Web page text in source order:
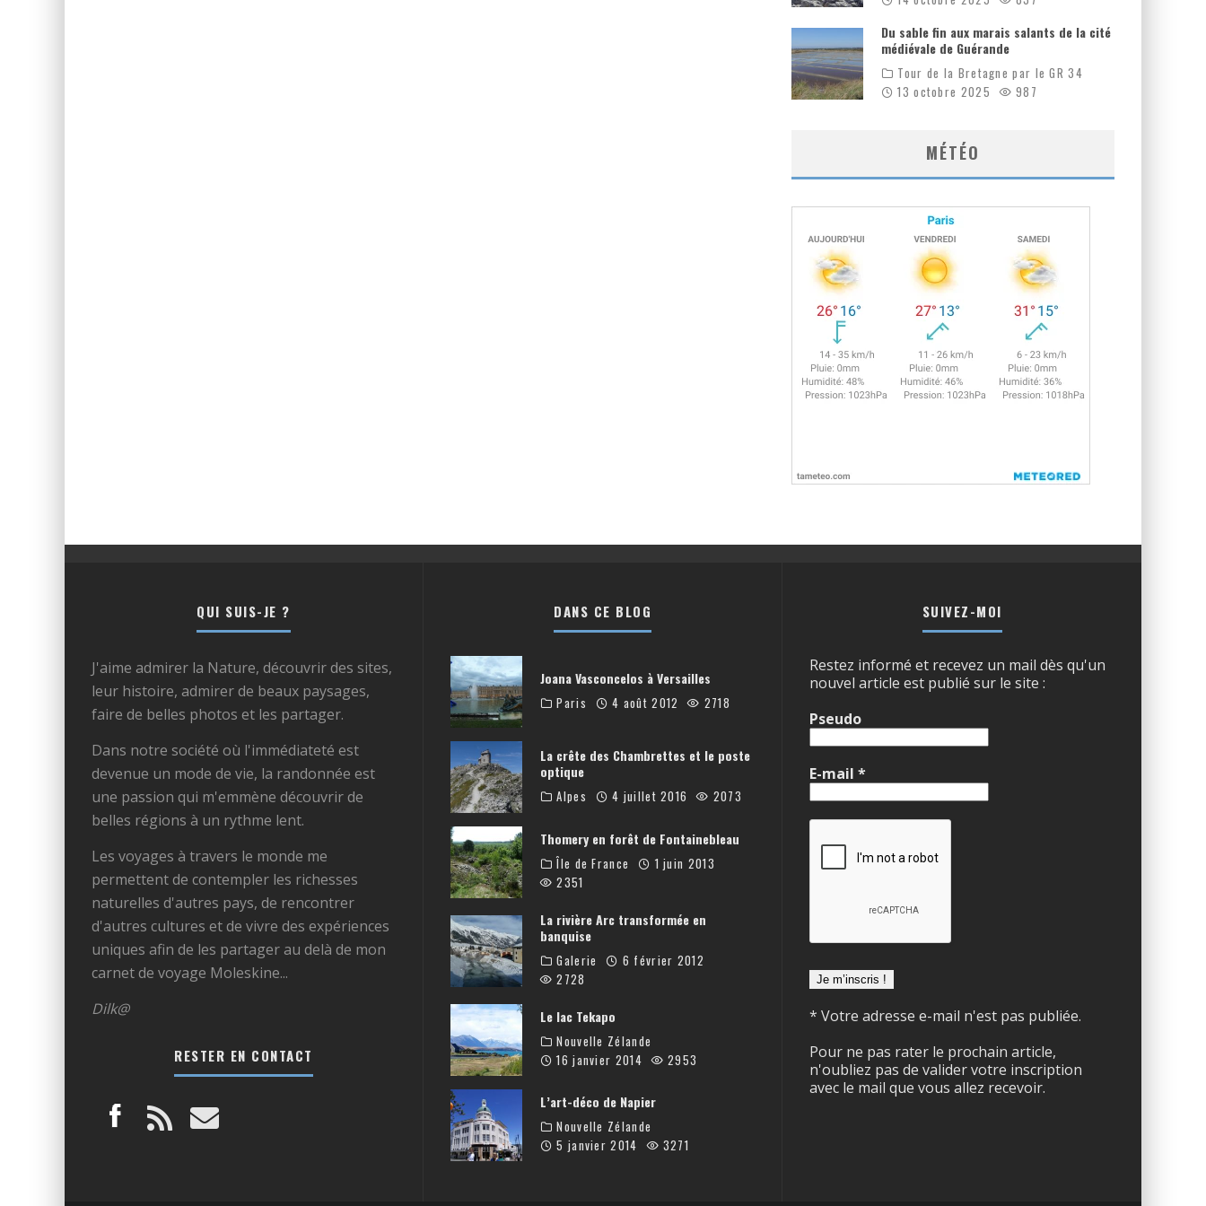
Du sable fin aux marais salants de la cité
médiévale de Guérande
Tour de la Bretagne par le GR 34
13 octobre 2025
987
MÉTÉO
QUI SUIS-JE ?
J'aime admirer la Nature, découvrir des sites,
leur histoire, admirer de beaux paysages,
faire de belles photos et les partager.
Dans notre société où l'immédiateté est
devenue un mode de vie, la randonnée est
une passion qui m'emmène découvrir de
belles régions à un rythme lent.
Les voyages à travers le monde me
permettent de contempler les richesses
naturelles d'autres pays, de rencontrer
d'autres cultures et de vivre des expériences
uniques afin de les partager au delà de mon
carnet de voyage Moleskine...
Dilk@
RESTER EN CONTACT
DANS CE BLOG
Joana Vasconcelos à Versailles
Paris 4 août 2012 2718
La crête des Chambrettes et le poste
optique
Alpes 4 juillet 2016 2073
Thomery en forêt de Fontainebleau
Île de France
1 juin 2013
2351
La rivière Arc transformée en
banquise
Galerie
6 février 2012
2728
Le lac Tekapo
Nouvelle Zélande
16 janvier 2014
2953
L’art-déco de Napier
Nouvelle Zélande
5 janvier 2014
3271
SUIVEZ-MOI
Restez informé et recevez un mail dès qu'un
nouvel article est publié sur le site :
Pseudo
E-mail *
* Votre adresse e-mail n'est pas publiée.
Pour ne pas rater le prochain article,
n'oubliez pas de valider votre inscription
avec le mail que vous allez recevoir.